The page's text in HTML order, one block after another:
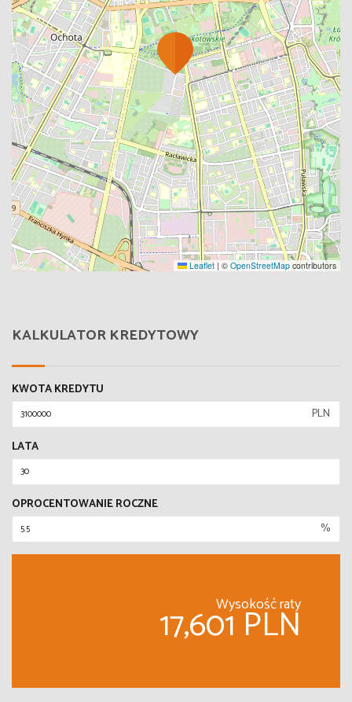
Leaflet | © OpenStreetMapcontributors
KALKULATOR KREDYTOWY
KWOTA KREDYTU
PLN
LATA
OPROCENTOWANIE ROCZNE
%
Wysokość raty
17,601 PLN